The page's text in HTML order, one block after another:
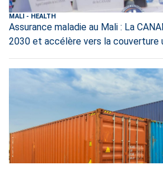
MALI - HEALTH
Assurance maladie au Mali : La
2030 et accélère vers la couverture